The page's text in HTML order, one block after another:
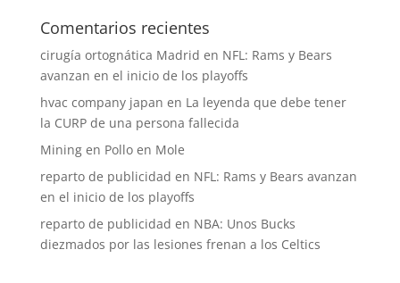
Comentarios recientes
cirugía ortognática Madrid en NFL: Rams y Bears
avanzan en el inicio de los playoffs
hvac company japan en La leyenda que debe tener
la CURP de una persona fallecida
Miningen Pollo en Mole
reparto de publicidad en NFL: Rams y Bears avanzan
en el inicio de los playoffs
reparto de publicidad en NBA: Unos Bucks
diezmados por las lesiones frenan a los Celtics